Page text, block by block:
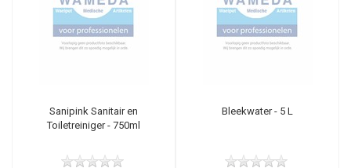
Sanipink Sanitair en
Toiletreiniger - 750ml
Bleekwater - 5 L